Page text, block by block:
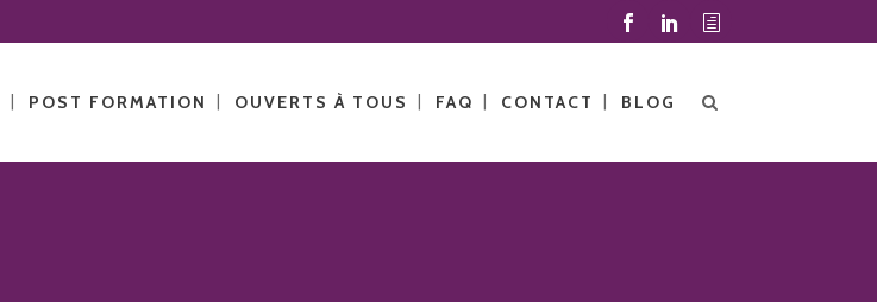
POST FORMATION OUVERTS À TOUS FAQ CONTACT BLOG